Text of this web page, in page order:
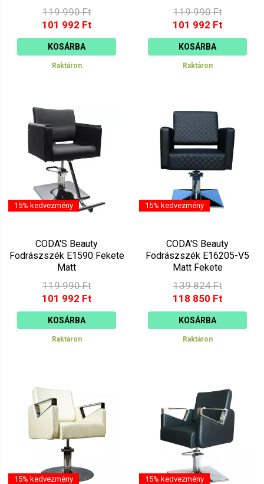
119 990 Ft
101 992 Ft
KOSÁRBA
Raktáron
119 990 Ft
101 992 Ft
KOSÁRBA
Raktáron
15% kedvezmény
CODA'S Beauty
Fodrászszék E1590 Fekete
Matt
119 990 Ft
101 992 Ft
KOSÁRBA
Raktáron
15% kedvezmény
CODA'S Beauty
Fodrászszék E16205-V5
Matt Fekete
139 824 Ft
118 850 Ft
KOSÁRBA
Raktáron
15% kedvezmény 15% kedvezmény